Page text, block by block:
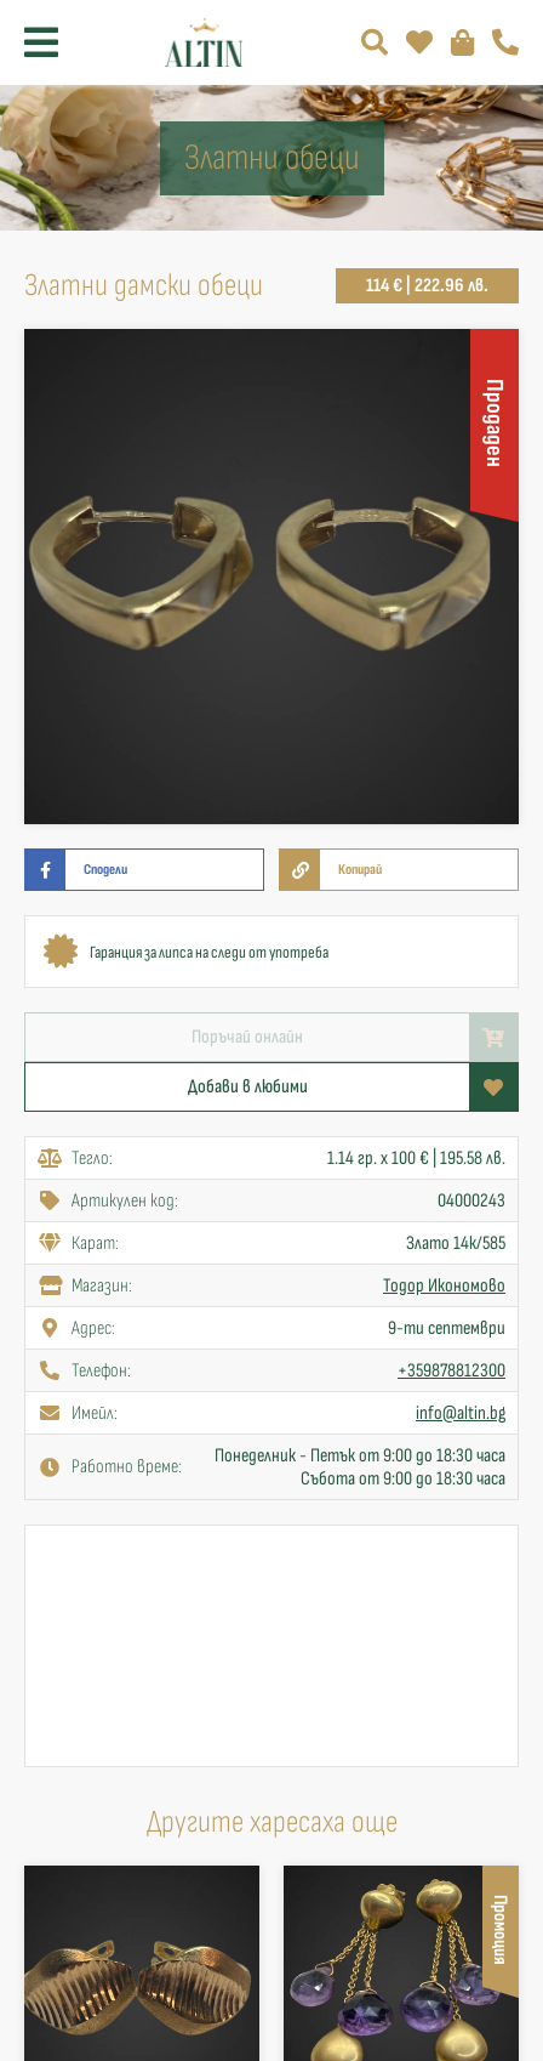
Златни обеци
Златни дамски обеци 114 € | 222.96 лв.
Продаден
Сподели Копирай
Гаранция за липса на следи от употреба
Поръчай онлайн
Добави в любими
Тегло:
1.14 гр. x 100 € | 195.58 лв.
Артикулен код:
04000243
Карат:
Злато 14к/585
Mагазин:
Тодор Икономово
Адрес:
9-ти септември
Телефон:
+359878812300
Имейл:
info@altin.bg
Работно време:
Понеделник - Петък от 9:00 до 18:30 часа
Събота от 9:00 до 18:30 часа
Другите харесаха още
Промоция